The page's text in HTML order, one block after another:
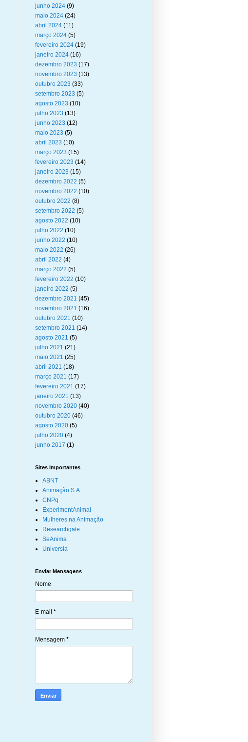
junho 2024 (9)
maio 2024 (24)
abril 2024 (11)
março 2024 (5)
fevereiro 2024 (19)
janeiro 2024 (16)
dezembro 2023 (17)
novembro 2023 (13)
outubro 2023 (33)
setembro 2023 (5)
agosto 2023 (10)
julho 2023 (13)
junho 2023 (12)
maio 2023 (5)
abril 2023 (10)
março 2023 (15)
fevereiro 2023 (14)
janeiro 2023 (15)
dezembro 2022 (5)
novembro 2022 (10)
outubro 2022 (8)
setembro 2022 (5)
agosto 2022 (10)
julho 2022 (10)
junho 2022 (10)
maio 2022 (26)
abril 2022 (4)
março 2022 (5)
fevereiro 2022 (10)
janeiro 2022 (5)
dezembro 2021 (45)
novembro 2021 (16)
outubro 2021 (10)
setembro 2021 (14)
agosto 2021 (5)
julho 2021 (21)
maio 2021 (25)
abril 2021 (18)
março 2021 (17)
fevereiro 2021 (17)
janeiro 2021 (13)
novembro 2020 (40)
outubro 2020 (46)
agosto 2020 (5)
julho 2020 (4)
junho 2017 (1)
Sites Importantes
ABNT
Animação S.A.
CNPq
ExperimentAnima!
Mulheres na Animação
Researchgate
SeAnima
Universia
Enviar Mensagens
Nome
E-mail *
Mensagem *